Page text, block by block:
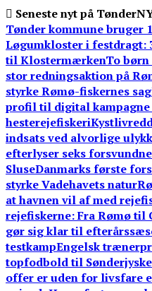
Skip
to
content
Seneste nyt på
Tønder kommune bruger
Løgumkloster i festdragt:
til KlostermærkenTo
stor redningsaktion på
styrke Rømø-fiskernes sag
profil til digital kampagne
hesterejefiskeri
indsats ved alvorlige
efterlyser seks
SluseDanmarks første
styrke Vadehavets natur
at havnen vil af med
rejefiskerne: Fra Rømø til
gør sig klar til
testkampEngelsk
topfodbold til Sønderjyske
offer er uden for livsfare